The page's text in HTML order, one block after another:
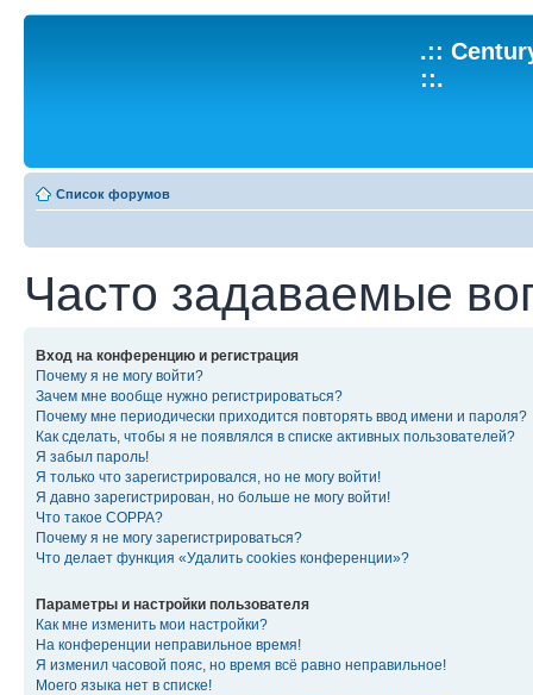
.::
::.
Список форумов
Часто задаваемые
Вход на конференцию и регистрация
Почему я не могу войти?
Зачем мне вообще нужно регистрироваться?
Почему мне периодически приходится повторять ввод имени и пароля?
Как сделать, чтобы я не появлялся в списке активных пользователей?
Я забыл пароль!
Я только что зарегистрировался, но не могу войти!
Я давно зарегистрирован, но больше не могу войти!
Что такое COPPA?
Почему я не могу зарегистрироваться?
Что делает функция «Удалить cookies конференции»?
Параметры и настройки пользователя
Как мне изменить мои настройки?
На конференции неправильное время!
Я изменил часовой пояс, но время всё равно неправильное!
Моего языка нет в списке!